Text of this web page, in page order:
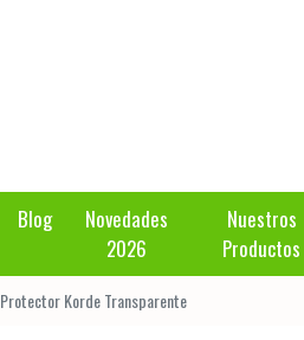
Blog
Novedades
2026
Nuestros
Productos
Protector Korde Transparente